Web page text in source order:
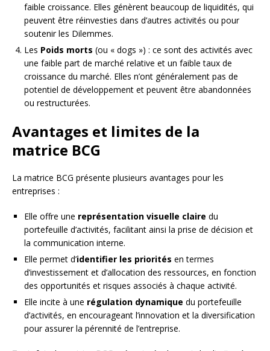
faible croissance. Elles génèrent beaucoup de liquidités, qui
peuvent être réinvesties dans d’autres activités ou pour
soutenir les Dilemmes.
Les Poids morts (ou « dogs ») : ce sont des activités avec
une faible part de marché relative et un faible taux de
croissance du marché. Elles n’ont généralement pas de
potentiel de développement et peuvent être abandonnées
ou restructurées.
Avantages et limites de la
matrice BCG
La matrice BCG présente plusieurs avantages pour les
entreprises :
Elle offre une représentation visuelle claire du
portefeuille d’activités, facilitant ainsi la prise de décision et
la communication interne.
Elle permet d’identifier les priorités en termes
d’investissement et d’allocation des ressources, en fonction
des opportunités et risques associés à chaque activité.
Elle incite à une régulation dynamique du portefeuille
d’activités, en encourageant l’innovation et la diversification
pour assurer la pérennité de l’entreprise.